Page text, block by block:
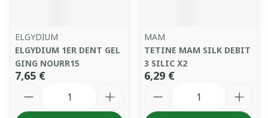
ELGYDIUM
ELGYDIUM 1ER DENT GEL
GING NOURR15
7,65 €
MAM
TETINE MAM SILK DEBIT
3 SILIC X2
6,29 €